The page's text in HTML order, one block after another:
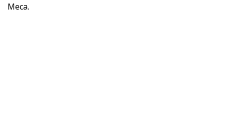
Meca.